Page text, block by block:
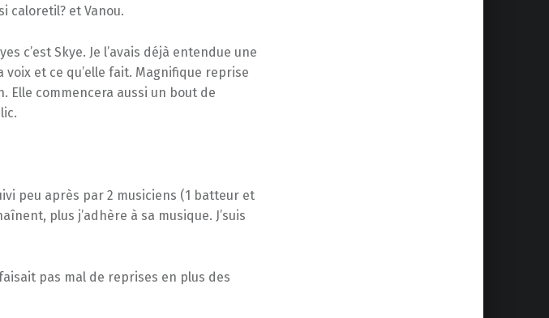
caloretil? et Vanou.
c’est Skye. Je l’avais déjà entendue une
et ce qu’elle fait. Magnifique reprise
Elle commencera aussi un bout de
peu après par 2 musiciens (1 batteur et
plus j’adhère à sa musique. J’suis
pas mal de reprises en plus des